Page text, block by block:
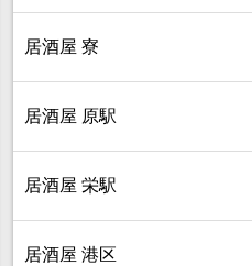
居酒屋 寮
居酒屋 原駅
居酒屋 栄駅
居酒屋 港区